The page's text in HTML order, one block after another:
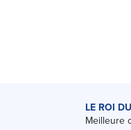
LE ROI
Meilleure